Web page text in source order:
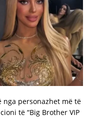
nga personazhet më të
të “Big Brother VIP